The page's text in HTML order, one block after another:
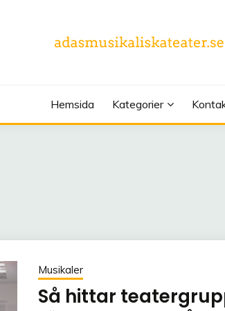
Hemsida Kategorier
Musikaler
Så hittar